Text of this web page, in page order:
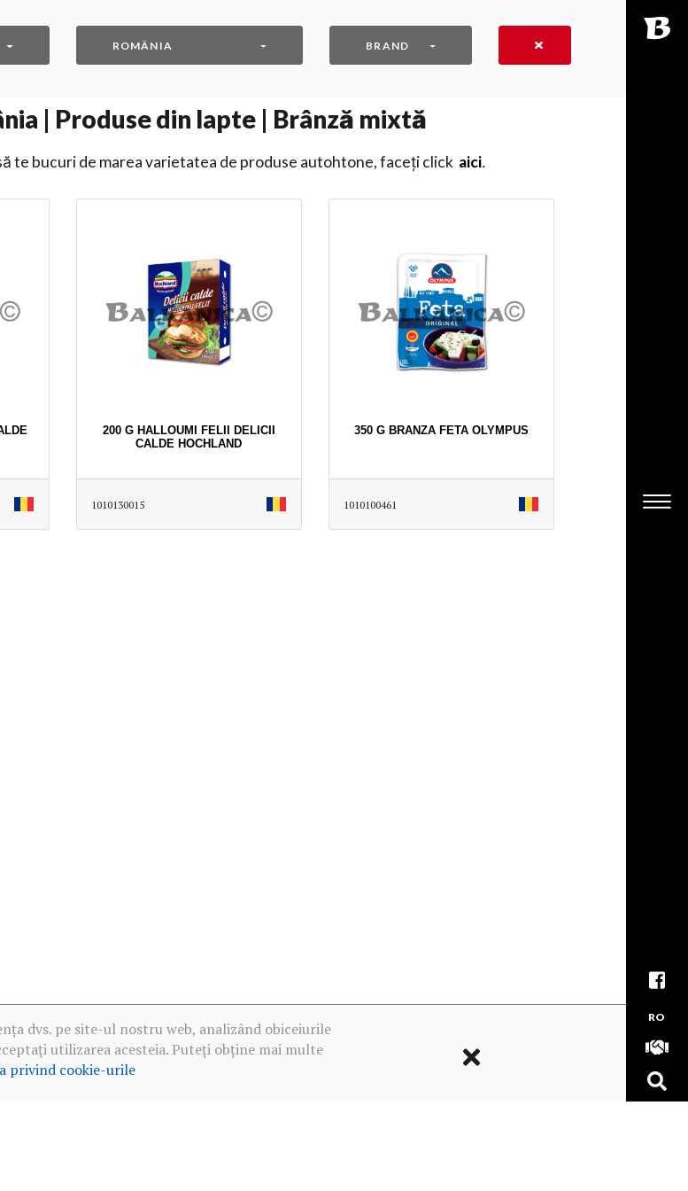
RO
ROMÂNIA BRAND
| Produse din lapte | Brânză mixtă
te bucuri de marea varietatea de produse autohtone, faceți click aici․
200 G HALLOUMI FELII DELICII
CALDE HOCHLAND
1010130015
350 G BRANZA FETA OLYMPUS
1010100461
dvs. pe site-ul nostru web, analizând obiceiurile
utilizarea acesteia. Puteți obține mai multe
privind cookie-urile